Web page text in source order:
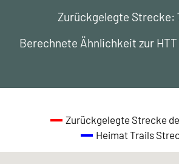
Zurückgelegte Strecke:
Berechnete Ähnlichkeit zur
Zurückgelegte Strecke
Heimat Trails